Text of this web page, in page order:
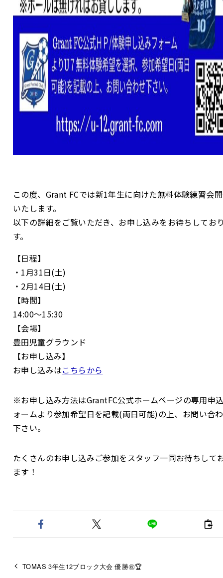
この度、Grant FCでは新1年生に向けた無料体験練習会
いたします。
以下の詳細をご覧いただき、お申し込みをお待ちしてお
す。
【日程】
・1月31日(土)
・2月14日(土)
【時間】
14:00〜15:30
【会場】
豊田児童グラウンド
【お申し込み】
お申し込みはこちらから
※お申し込み方法はGrantFC公式ホームページの専用申
ォームより参加希望日を記載(両日可能)の上、お問い合
下さい。
たくさんのお申し込みご参加をスタッフ一同お待ちして
ます！
TOMAS 3年生12ブロック大会 優勝㊗️🏆